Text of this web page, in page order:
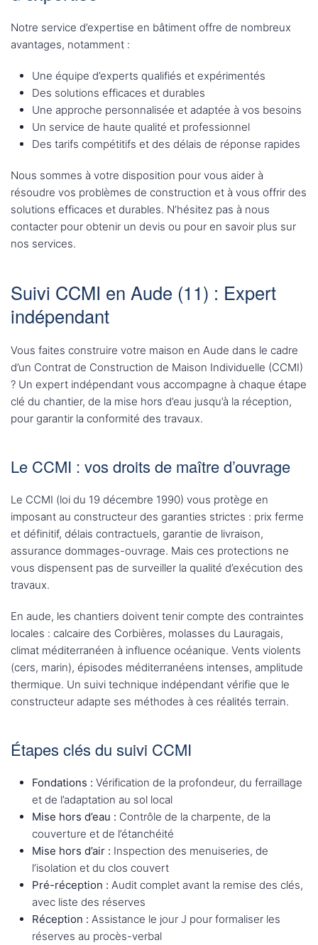
Notre service d’expertise en bâtiment offre de nombreux
avantages, notamment :
Une équipe d’experts qualifiés et expérimentés
Des solutions efficaces et durables
Une approche personnalisée et adaptée à vos besoins
Un service de haute qualité et professionnel
Des tarifs compétitifs et des délais de réponse rapides
Nous sommes à votre disposition pour vous aider à
résoudre vos problèmes de construction et à vous offrir des
solutions efficaces et durables. N’hésitez pas à nous
contacter pour obtenir un devis ou pour en savoir plus sur
nos services.
Suivi CCMI en Aude (11) : Expert
indépendant
Vous faites construire votre maison en Aude dans le cadre
d’un Contrat de Construction de Maison Individuelle (CCMI)
? Un expert indépendant vous accompagne à chaque étape
clé du chantier, de la mise hors d’eau jusqu’à la réception,
pour garantir la conformité des travaux.
Le CCMI : vos droits de maître d’ouvrage
Le CCMI (loi du 19 décembre 1990) vous protège en
imposant au constructeur des garanties strictes : prix ferme
et définitif, délais contractuels, garantie de livraison,
assurance dommages-ouvrage. Mais ces protections ne
vous dispensent pas de surveiller la qualité d’exécution des
travaux.
En aude, les chantiers doivent tenir compte des contraintes
locales : calcaire des Corbières, molasses du Lauragais,
climat méditerranéen à influence océanique. Vents violents
(cers, marin), épisodes méditerranéens intenses, amplitude
thermique. Un suivi technique indépendant vérifie que le
constructeur adapte ses méthodes à ces réalités terrain.
Étapes clés du suivi CCMI
Fondations : Vérification de la profondeur, du ferraillage
et de l’adaptation au sol local
Mise hors d’eau : Contrôle de la charpente, de la
couverture et de l’étanchéité
Mise hors d’air : Inspection des menuiseries, de
l’isolation et du clos couvert
Pré-réception : Audit complet avant la remise des clés,
avec liste des réserves
Réception : Assistance le jour J pour formaliser les
réserves au procès-verbal